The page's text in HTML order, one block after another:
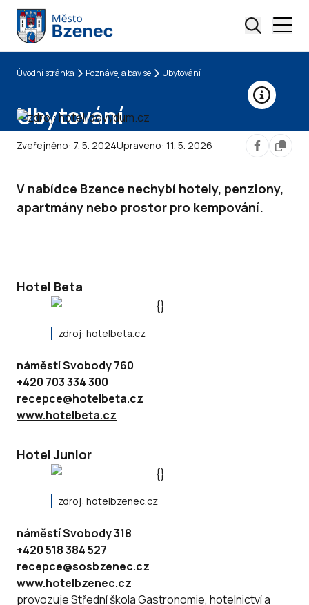
Drobečková navigace
Úvodní stránka Poznávej a bav se Ubytování
Ubytování
Zveřejněno: 7. 5. 2024Upraveno: 11. 5. 2026
V nabídce Bzence nechybí hotely, penziony,
apartmány nebo prostor pro kempování.
Hotel Beta
zdroj: hotelbeta.cz
náměstí Svobody 760
+420 703 334 300
recepce@hotelbeta.cz
www.hotelbeta.cz
Hotel Junior
zdroj: hotelbzenec.cz
náměstí Svobody 318
+420 518 384 527
recepce@sosbzenec.cz
www.hotelbzenec.cz
provozuje Střední škola Gastronomie, hotelnictví a